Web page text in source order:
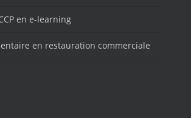
en e-learning
en restauration commerciale